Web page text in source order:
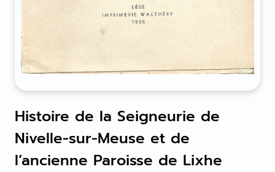
Histoire de la Seigneurie de
Nivelle-sur-Meuse et de
l’ancienne Paroisse de Lixhe